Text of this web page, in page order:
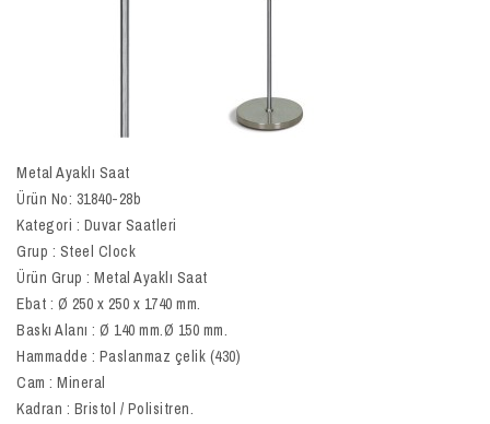
Metal Ayaklı Saat
Ürün No: 31840-28b
Kategori : Duvar Saatleri
Grup : Steel Clock
Ürün Grup : Metal Ayaklı Saat
Ebat : Ø 250 x 250 x 1740 mm.
Baskı Alanı : Ø 140 mm.Ø 150 mm.
Hammadde : Paslanmaz çelik (430)
Cam : Mineral
Kadran : Bristol / Polisitren.